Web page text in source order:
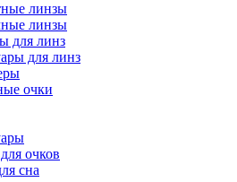
линзы
линзы
для линз
для линз
очки
очков
сна